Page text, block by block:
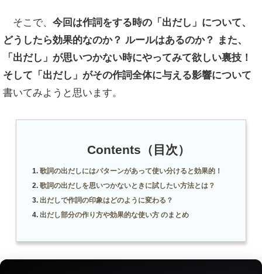
そこで、 今回は作詞をする時の「出だし」について、
どうしたら効果的なのか？ ルールはあるのか？
また、
「出だし」が思いつかない時にやってみて欲しい裏技！
そして「出だし」がその作詞全体に与える影響について
書いてみようと思います。
Contents（目次）
歌詞の出だしにはパターンがあって使い分けると効果的！
歌詞の出だしを思いつかないときに試したい方法とは？
出だしで作詞の印象はどのように変わる？
出だし部分の作り方や効果的な使い方 のまとめ